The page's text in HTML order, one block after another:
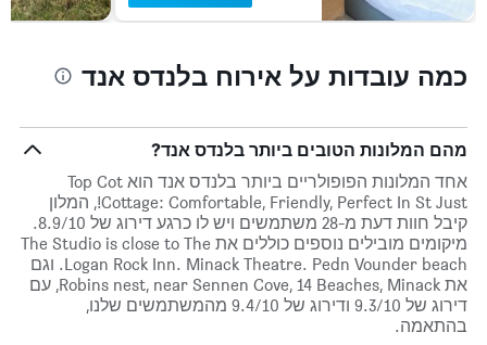
כמה עובדות על אירוח בלנדס אנד
מהם המלונות הטובים ביותר בלנדס אנד?
אחד המלונות הפופולריים ביותר בלנדס אנד הוא Top Cot
Cottage: Comfortable, Friendly, Perfect In St Just!, המלון
קיבל חוות דעת מ-28 משתמשים ויש לו כרגע דירוג של 8.9/10.
מיקומים מובילים נוספים כוללים את The Studio is close to The
Logan Rock Inn. Minack Theatre. Pedn Vounder beach. וגם
את Robins nest, near Sennen Cove, 14 Beaches, Minack, עם
דירוג של 9.3/10 ודירוג של 9.4/10 מהמשתמשים שלנו,
בהתאמה.